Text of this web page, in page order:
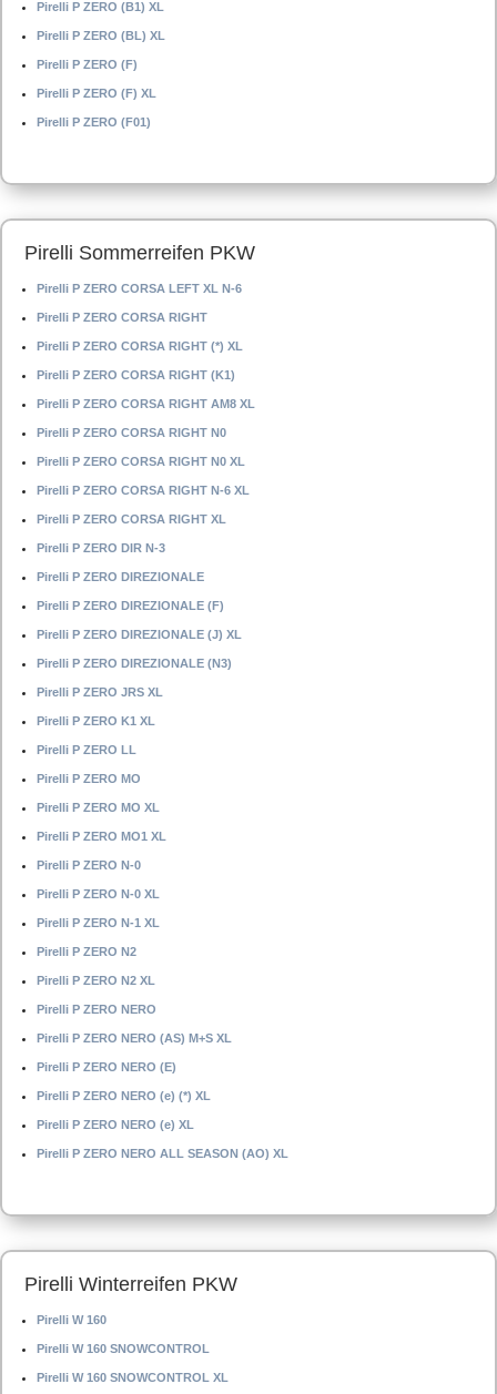
Pirelli P ZERO (B1) XL
Pirelli P ZERO (BL) XL
Pirelli P ZERO (F)
Pirelli P ZERO (F) XL
Pirelli P ZERO (F01)
Pirelli Sommerreifen PKW
Pirelli P ZERO CORSA LEFT XL N-6
Pirelli P ZERO CORSA RIGHT
Pirelli P ZERO CORSA RIGHT (*) XL
Pirelli P ZERO CORSA RIGHT (K1)
Pirelli P ZERO CORSA RIGHT AM8 XL
Pirelli P ZERO CORSA RIGHT N0
Pirelli P ZERO CORSA RIGHT N0 XL
Pirelli P ZERO CORSA RIGHT N-6 XL
Pirelli P ZERO CORSA RIGHT XL
Pirelli P ZERO DIR N-3
Pirelli P ZERO DIREZIONALE
Pirelli P ZERO DIREZIONALE (F)
Pirelli P ZERO DIREZIONALE (J) XL
Pirelli P ZERO DIREZIONALE (N3)
Pirelli P ZERO JRS XL
Pirelli P ZERO K1 XL
Pirelli P ZERO LL
Pirelli P ZERO MO
Pirelli P ZERO MO XL
Pirelli P ZERO MO1 XL
Pirelli P ZERO N-0
Pirelli P ZERO N-0 XL
Pirelli P ZERO N-1 XL
Pirelli P ZERO N2
Pirelli P ZERO N2 XL
Pirelli P ZERO NERO
Pirelli P ZERO NERO (AS) M+S XL
Pirelli P ZERO NERO (E)
Pirelli P ZERO NERO (e) (*) XL
Pirelli P ZERO NERO (e) XL
Pirelli P ZERO NERO ALL SEASON (AO) XL
Pirelli Winterreifen PKW
Pirelli W 160
Pirelli W 160 SNOWCONTROL
Pirelli W 160 SNOWCONTROL XL